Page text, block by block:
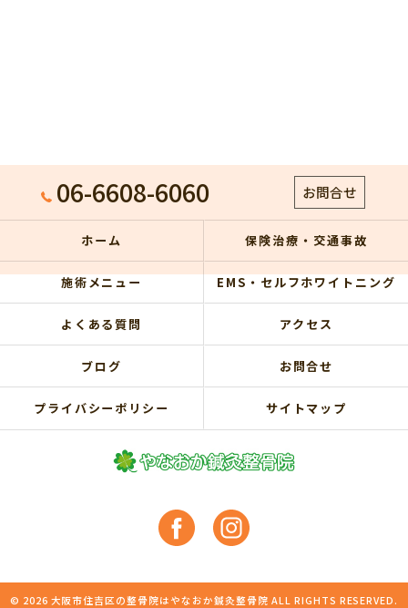
06-6608-6060 お問合せ
ホーム 保険治療・交通事故
施術メニュー EMS・セルフホワイトニング
よくある質問 アクセス
ブログ お問合せ
プライバシーポリシー サイトマップ
© 2026 大阪市住吉区の整骨院はやなおか鍼灸整骨院 ALL RIGHTS RESERVED.